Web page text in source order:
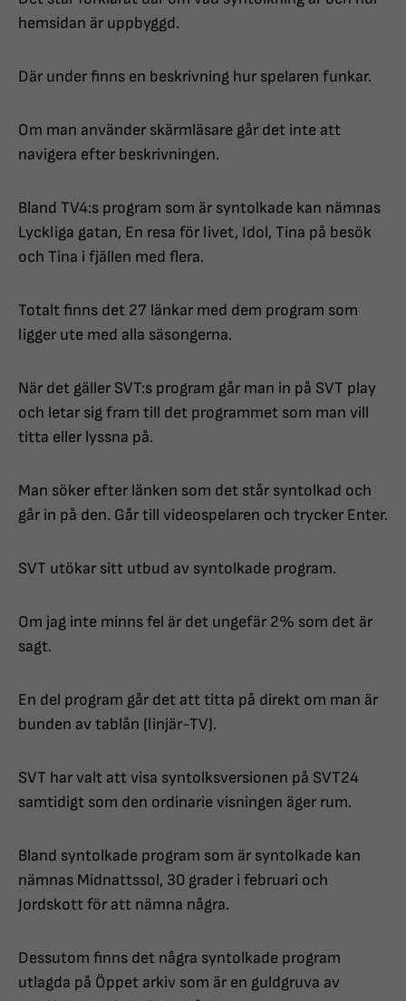
hemsidan är uppbyggd.
Där under finns en beskrivning hur spelaren funkar.
Om man använder skärmläsare går det inte att
navigera efter beskrivningen.
Bland TV4:s program som är syntolkade kan nämnas
Lyckliga gatan, En resa för livet, Idol, Tina på besök
och Tina i fjällen med flera.
Totalt finns det 27 länkar med dem program som
ligger ute med alla säsongerna.
När det gäller SVT:s program går man in på SVT play
och letar sig fram till det programmet som man vill
titta eller lyssna på.
Man söker efter länken som det står syntolkad och
går in på den. Går till videospelaren och trycker Enter.
SVT utökar sitt utbud av syntolkade program.
Om jag inte minns fel är det ungefär 2% som det är
sagt.
En del program går det att titta på direkt om man är
bunden av tablån (linjär-TV).
SVT har valt att visa syntolksversionen på SVT24
samtidigt som den ordinarie visningen äger rum.
Bland syntolkade program som är syntolkade kan
nämnas Midnattssol, 30 grader i februari och
Jordskott för att nämna några.
Dessutom finns det några syntolkade program
utlagda på Öppet arkiv som är en guldgruva av